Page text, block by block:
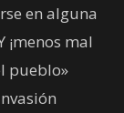
en alguna
mal
pueblo»